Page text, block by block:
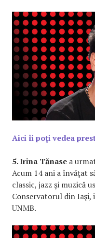
Aici îi poţi vedea
5. Irina Tănase a
Acum 14 ani a învăţat
classic, jazz şi muzică
Conservatorul din
UNMB.